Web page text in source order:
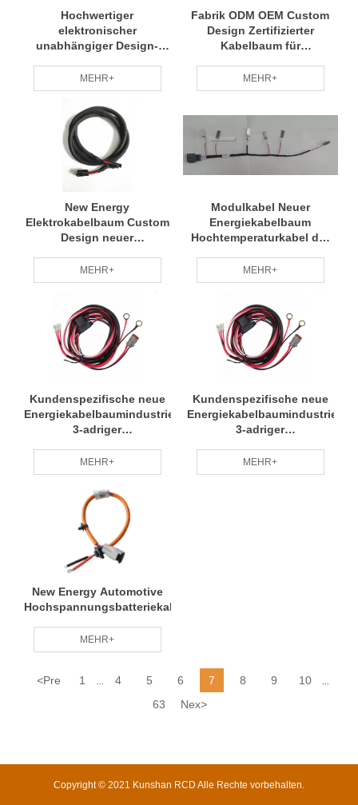
Hochwertiger
elektronischer
unabhängiger Design-
Computerlüfter
MEHR+
Fabrik ODM OEM Custom
Design Zertifizierter
Kabelbaum für
MEHR+
New Energy
Elektrokabelbaum Custom
Design neuer
MEHR+
Modulkabel Neuer
Energiekabelbaum
Hochtemperaturkabel der
MEHR+
Kundenspezifische neue
Energiekabelbaumindustrien
3-adriger
geringem Stromverbrauch
MEHR+
Kundenspezifische neue
Energiekabelbaumindustrien
3-adriger
geringem Stromverbrauch
MEHR+
New Energy Automotive
Hochspannungsbatteriekabelbaum
MEHR+
<Pre 1 4 5 6 7 8 9 10
63 Nex>
Copyright © 2021 Kunshan RCD Alle Rechte vorbehalten.